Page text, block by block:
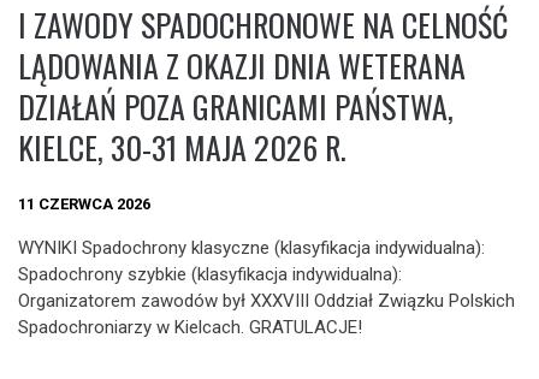
I ZAWODY SPADOCHRONOWE NA CELNOŚĆ
LĄDOWANIA Z OKAZJI DNIA WETERANA
DZIAŁAŃ POZA GRANICAMI PAŃSTWA,
KIELCE, 30-31 MAJA 2026 R.
11 CZERWCA 2026
WYNIKI Spadochrony klasyczne (klasyfikacja indywidualna):
Spadochrony szybkie (klasyfikacja indywidualna):
Organizatorem zawodów był XXXVIII Oddział Związku Polskich
Spadochroniarzy w Kielcach. GRATULACJE!